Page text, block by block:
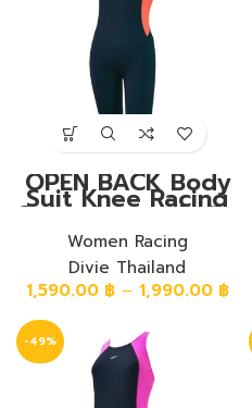
OPEN BACK Body
Suit Knee Racing
Swimwear ชุดวันพีช
หลังโอเหนือเข่า ผ้า
พื้นสีดำ แถบสีส้ม
Women Racing
Divie Thailand
1,590.00 ฿ – 1,990.00 ฿
-49%